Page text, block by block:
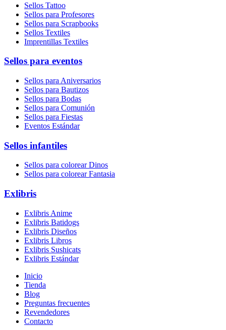
Sellos Tattoo
Sellos para Profesores
Sellos para Scrapbooks
Sellos Textiles
Imprentillas Textiles
Sellos para eventos
Sellos para Aniversarios
Sellos para Bautizos
Sellos para Bodas
Sellos para Comunión
Sellos para Fiestas
Eventos Estándar
Sellos infantiles
Sellos para colorear Dinos
Sellos para colorear Fantasia
Exlibris
Exlibris Anime
Exlibris Batidogs
Exlibris Diseños
Exlibris Libros
Exlibris Sushicats
Exlibris Estándar
Inicio
Tienda
Blog
Preguntas frecuentes
Revendedores
Contacto